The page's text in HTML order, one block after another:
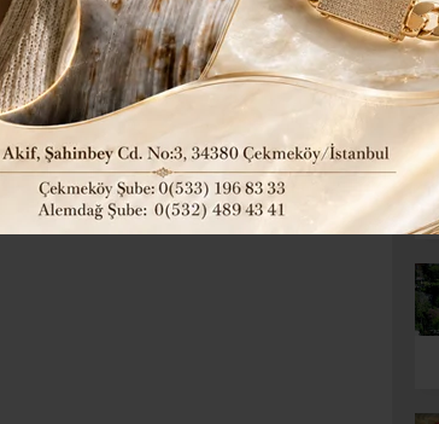
çözümü büyük bir heyecan yarattı.